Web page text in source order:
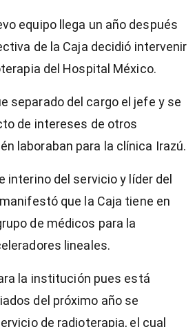
equipo llega un año después
de la Caja decidió intervenir
del Hospital México.
separado del cargo el jefe y se
de intereses de otros
laboraban para la clínica Irazú.
interino del servicio y líder del
que la Caja tiene en
de médicos para la
lineales.
la institución pues está
del próximo año se
de radioterapia, el cual